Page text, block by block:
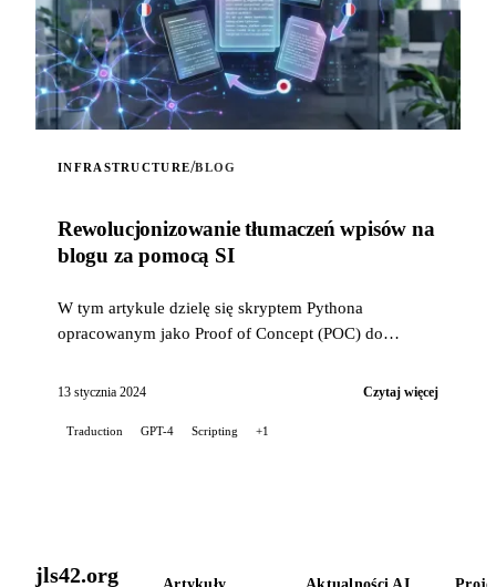
INFRASTRUCTURE/BLOG
Rewolucjonizowanie tłumaczeń wpisów na
blogu za pomocą SI
W tym artykule dzielę się skryptem Pythona
opracowanym jako Proof of Concept (POC) do
wykorzystując...
13 stycznia 2024 Czytaj więcej
Traduction GPT-4 Scripting +1
jls42.org